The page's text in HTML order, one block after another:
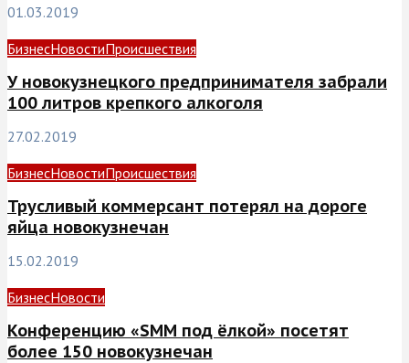
01.03.2019
БизнесНовостиПроисшествия
У новокузнецкого предпринимателя забрали
100 литров крепкого алкоголя
27.02.2019
БизнесНовостиПроисшествия
Трусливый коммерсант потерял на дороге
яйца новокузнечан
15.02.2019
БизнесНовости
Конференцию «SMM под ёлкой» посетят
более 150 новокузнечан